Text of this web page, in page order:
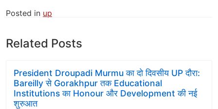
Posted in up
Related Posts
President Droupadi Murmu का दो दिवसीय UP दौरा:
Bareilly से Gorakhpur तक Educational
Institutions का Honour और Development की नई
शुरुआत